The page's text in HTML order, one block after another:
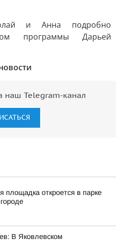
и Анна подробно
программы Дарьей
наш Telegram-канал
площадка откроется в парке
В Яковлевском